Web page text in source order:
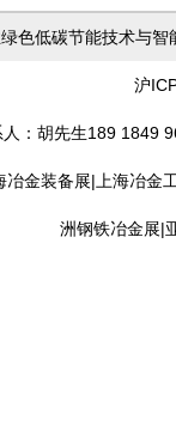
工业绿色低碳节
沪
：胡先生189
金装备展|上海冶
洲钢铁冶金展|